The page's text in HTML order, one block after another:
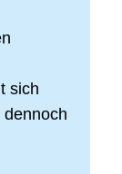
sich